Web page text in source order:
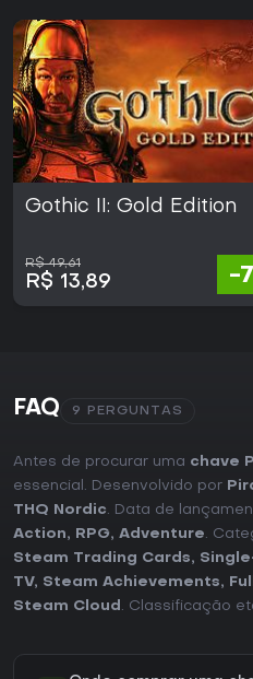
Gothic II: Gold Edition
R$ 49,61
R$ 13,89 -
FAQ 9 PERGUNTAS
Antes de procurar uma chave
essencial. Desenvolvido por
THQ Nordic. Data de
Action, RPG, Adventure.
Steam Trading Cards,
TV, Steam Achievements,
Steam Cloud . Classificação